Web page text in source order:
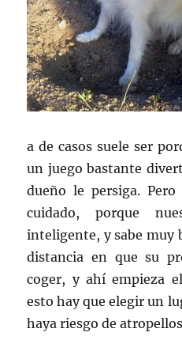
a de casos suele ser
un juego bastante
dueño le persiga.
cuidado, porque
inteligente, y sabe muy
distancia en que su
coger, y ahí empieza
esto hay que elegir un
haya riesgo de